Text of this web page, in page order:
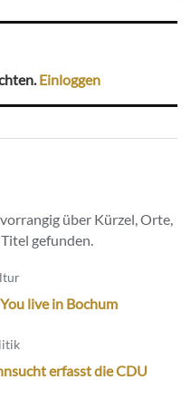
Einloggen
über Kürzel, Orte,
gefunden.
live in Bochum
erfasst die CDU